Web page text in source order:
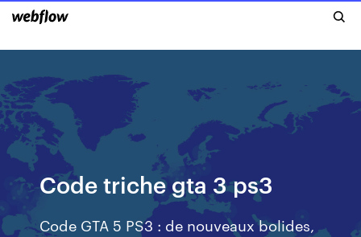
Code triche gta 3 ps3
Code GTA 5 PS3 : de nouveaux bolides,